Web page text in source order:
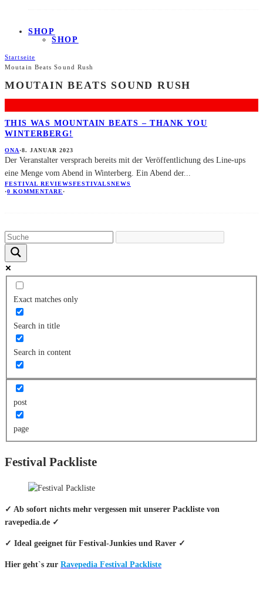
SHOP
SHOP
Startseite
Moutain Beats Sound Rush
MOUTAIN BEATS SOUND RUSH
THIS WAS MOUNTAIN BEATS – THANK YOU
WINTERBERG!
ONA·8. JANUAR 2023
Der Veranstalter versprach bereits mit der Veröffentlichung des Line-ups
eine Menge vom Abend in Winterberg. Ein Abend der...
FESTIVAL REVIEWSFESTIVALSNEWS
·0 KOMMENTARE·
Exact matches only
Search in title
Search in content
post
page
Festival Packliste
✓ Ab sofort nichts mehr vergessen mit unserer Packliste von
ravepedia.de ✓
✓ Ideal geeignet für Festival-Junkies und Raver ✓
Hier geht`s zur Ravepedia Festival Packliste